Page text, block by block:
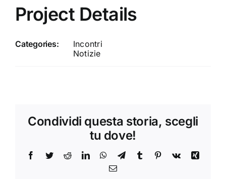
Project Details
Categories:
Incontri
Notizie
Condividi questa storia, scegli
tu dove!
Facebook
TwitterRedditLinkedInWhatsApp
TelegramTumblr Pinterest
Vk
Xing
Email